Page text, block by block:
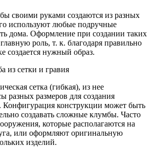
своими руками создаются из разных
используют любые подручные
дома. Оформление при создании таких
роль, т. к. благодаря правильно
создается нужный образ.
из сетки и гравия
сетка (гибкая), из нее
разных размеров для создания
Конфигурация конструкции может быть
создавать сложные клумбы. Часто
которые располагаются на
или оформляют оригинальную
изделий.